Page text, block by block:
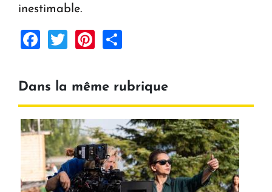
inestimable.
Facebook
TwitterPinterest
Dans la même rubrique